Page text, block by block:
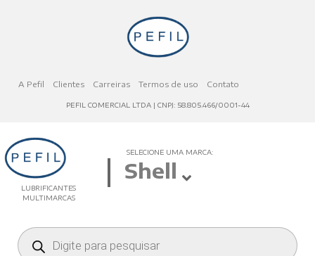
A Pefil Clientes Carreiras Termos de uso Contato
PEFIL COMERCIAL LTDA | CNPJ: 58.805.466/0001-44
LUBRIFICANTES
MULTIMARCAS
SELECIONE UMA MARCA:
Shell
Pesquisar
produtos